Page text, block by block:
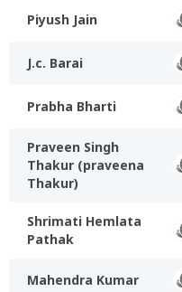
Piyush Jain
J.c. Barai
Prabha Bharti
Praveen Singh
Thakur (praveena
Thakur)
Shrimati Hemlata
Pathak
Mahendra Kumar